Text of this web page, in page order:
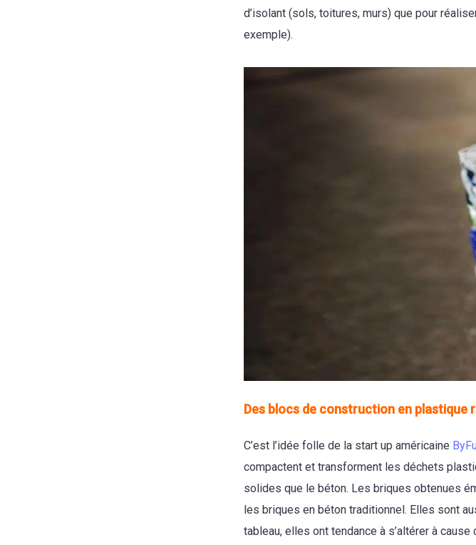
d’isolant (sols, toitures, murs) que pour
exemple).
Des blocs de construction en plastique
C’est l’idée folle de la start up américaine
compactent et transforment les déchets
solides que le béton. Les briques obtenues
les briques en béton traditionnel. Elles sont
tableau, elles ont tendance à s’altérer à